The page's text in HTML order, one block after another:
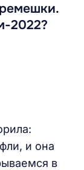
2022?
и она
в